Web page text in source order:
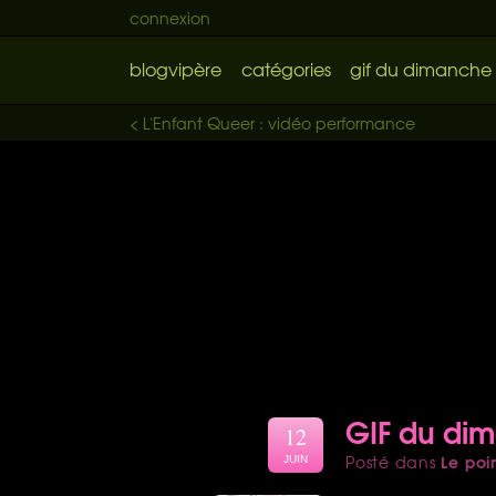
connexion
blogvipère catégories gif du dimanche
< L'Enfant Queer : vidéo performance
GIF du
Posté dans Le
12
JUIN